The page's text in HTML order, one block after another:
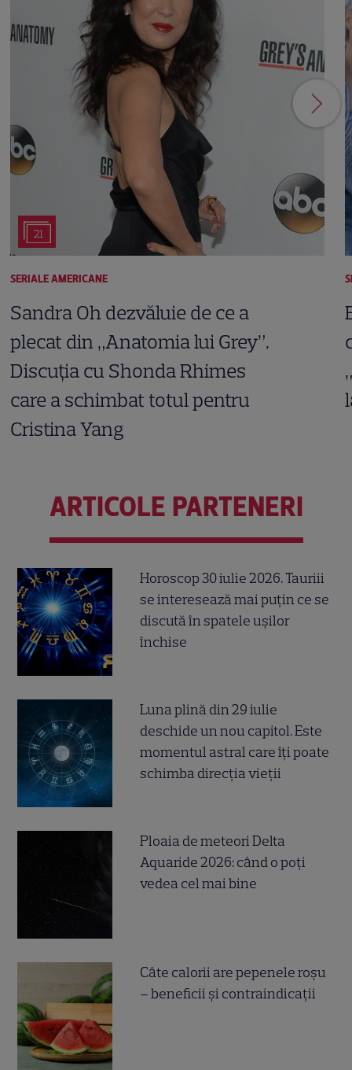
21
SERIALE AMERICANE
Sandra Oh dezvăluie de ce a
plecat din „Anatomia lui Grey”.
Discuția cu Shonda Rhimes
care a schimbat totul pentru
Cristina Yang
ARTICOLE PARTENERI
Horoscop 30 iulie 2026. Tauriii
se interesează mai puțin ce se
discută în spatele ușilor
închise
Luna plină din 29 iulie
deschide un nou capitol. Este
momentul astral care îți poate
schimba direcția vieții
Ploaia de meteori Delta
Aquaride 2026: când o poți
vedea cel mai bine
Câte calorii are pepenele roșu
– beneficii și contraindicații